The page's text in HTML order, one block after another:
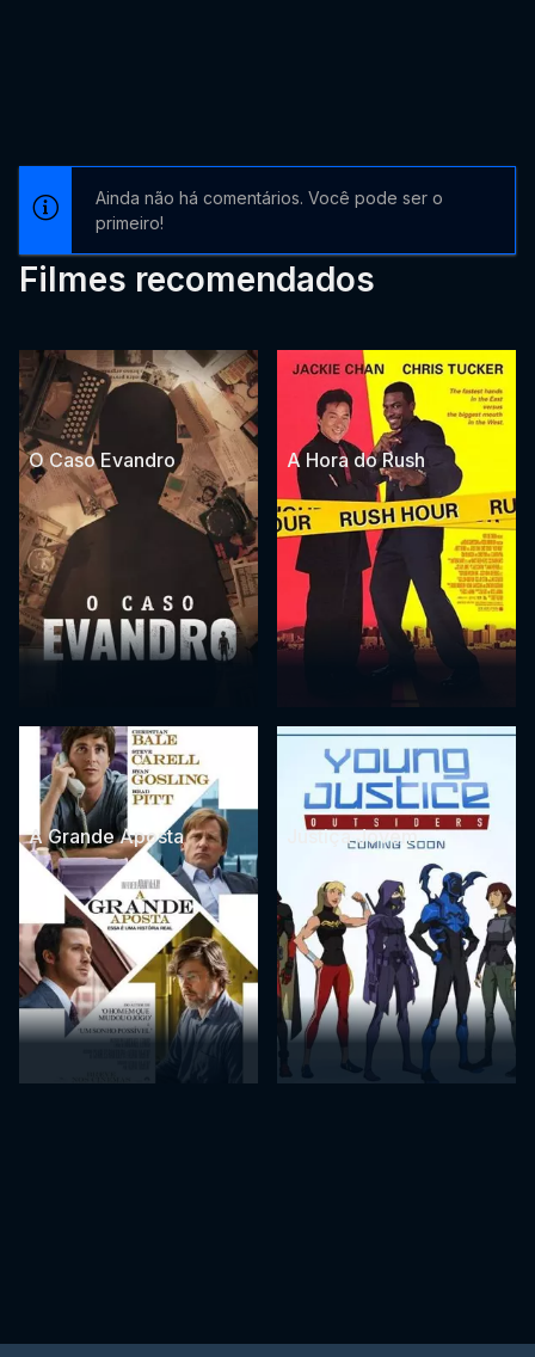
Ainda não há comentários. Você pode ser o
primeiro!
Filmes recomendados
O Caso Evandro A Hora do Rush
A Grande Aposta Justiça Jovem